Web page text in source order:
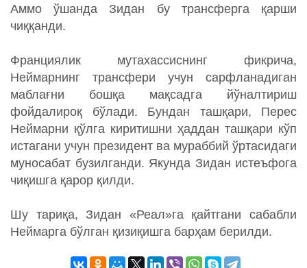
Аммо ўшанда Зидан бу трансферга қарши
чиққанди.
Франциялик мутахассиснинг фикрича,
Неймарнинг трансфери учун сарфланадиган
маблағни бошқа мақсадга йўналтириш
фойдалироқ бўлади. Бундан ташқари, Перес
Неймарни қўлга киритишни ҳаддан ташқари кўп
истагани учун президент ва мураббий ўртасидаги
муносабат бузилганди. Якунда Зидан истеъфога
чиқишга қарор қилди.
Шу тариқа, Зидан «Реал»га қайтгани сабабли
Неймарга бўлган қизиқишга барҳам берилди.